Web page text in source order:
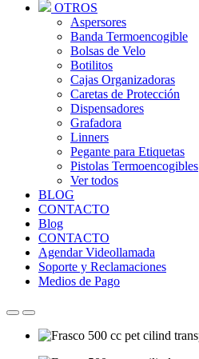
OTROS
Aspersores
Banda Termoencogible
Bolsas de Velo
Botilitos
Cajas Organizadoras
Caretas de Protección
Dispensadores
Grafadora
Linners
Pegante para Etiquetas
Pistolas Termoencogibles
Ver todos
BLOG
CONTACTO
Blog
CONTACTO
Agendar Videollamada
Soporte y Reclamaciones
Medios de Pago